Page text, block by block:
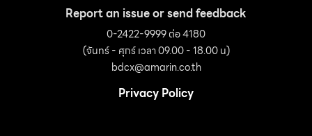
Report an issue or send feedback
0-2422-9999 ต่อ 4180
(จันทร์ - ศุกร์ เวลา 09.00 - 18.00 น)
bdcx@amarin.co.th
Privacy Policy